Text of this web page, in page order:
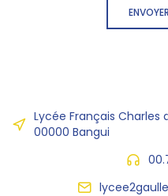
Lycée Français Charles
00000 Bangui